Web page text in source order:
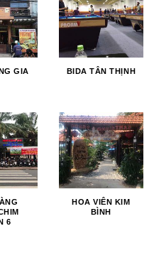
GIA BIDA TÂN THỊNH
6
HOA VIÊN KIM
BÌNH